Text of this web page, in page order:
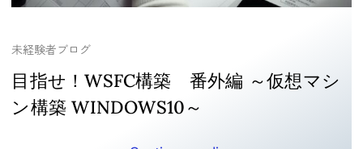
未経験者ブログ
目指せ！WSFC構築 番外編 ～仮想マシ
ン構築 WINDOWS10～